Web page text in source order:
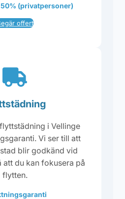
(privatpersoner)
offert
i Vellinge
Vi ser till att
blir godkänd vid
att du kan fokusera på
flytten.